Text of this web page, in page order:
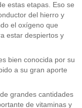
estas etapas. Eso se
del hierro y
el oxígeno que
estar despiertos y
bien conocida por su
a su gran aporte
grandes cantidades
de vitaminas y